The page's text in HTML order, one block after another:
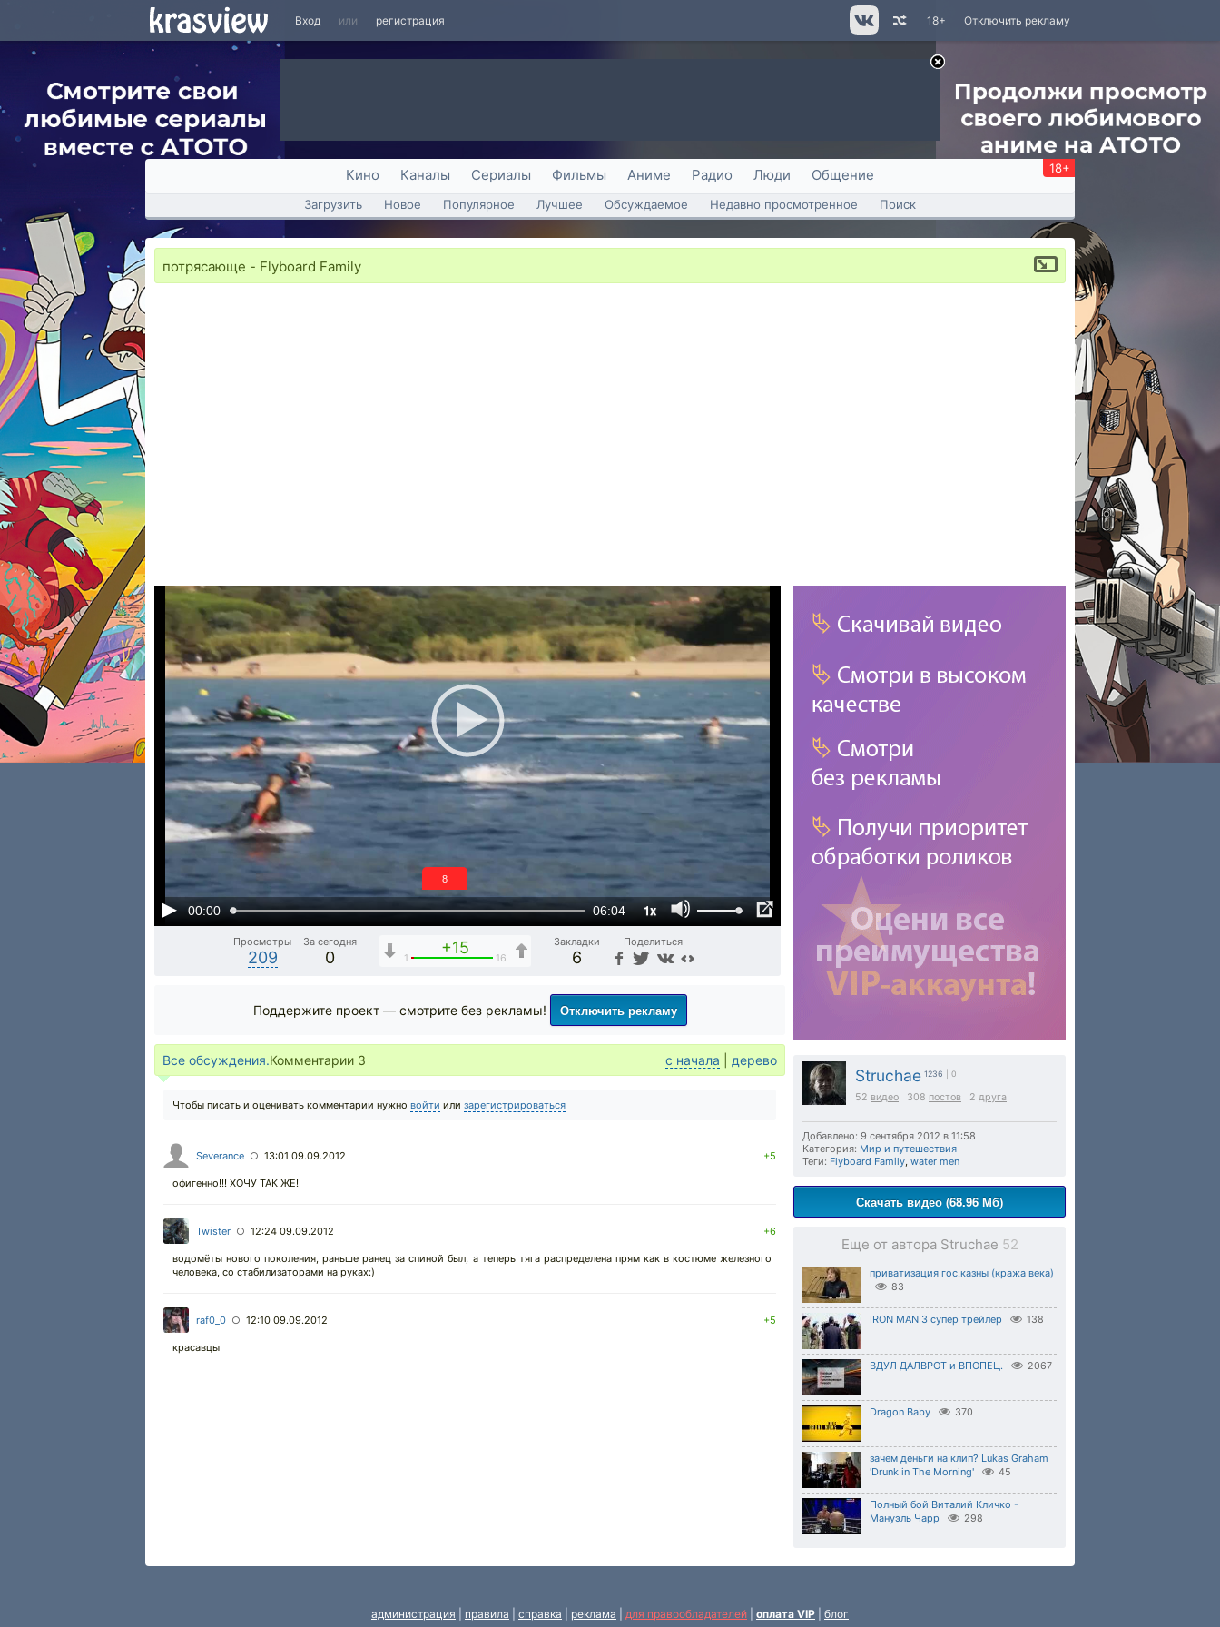
Вход или регистрация Отключить рекламу
18+
Кино Каналы Сериалы Фильмы Аниме Радио Люди Общение 18+
Загрузить Новое Популярное Лучшее Обсуждаемое Недавно просмотренное Поиск
потрясающе - Flyboard Family
00:00 06:04 1x
7
Просмотры
209
За сегодня
0
+15
1 16
Закладки
6
Поделиться
Struchae 1236 | 0
52 видео 308 постов 2 друга
Добавлено: 9 сентября 2012 в 11:58
Категория: Мир и путешествия
Теги: Flyboard Family, water men
Скачать видео (68.96 Мб)
Еще от автора Struchae 52
приватизация гос.казны (кража века)
83
IRON MAN 3 супер трейлер 138
ВДУЛ ДАЛВРОТ и ВПОПЕЦ. 2067
Dragon Baby 370
зачем деньги на клип? Lukas Graham
'Drunk in The Morning'
45
Полный бой Виталий Кличко -
Мануэль Чарр
298
Поддержите проект — смотрите без рекламы! Отключить рекламу
Все обсуждения.Комментарии 3 с начала дерево
Чтобы писать и оценивать комментарии нужно войти или зарегистрироваться
Severance ○ 13:01 09.09.2012 +5
офигенно!!! ХОЧУ ТАК ЖЕ!
Twister ○ 12:24 09.09.2012 +6
водомёты нового поколения, раньше ранец за спиной был, а теперь тяга распределена прям как в костюме железного
человека, со стабилизаторами на руках:)
raf0_0 ○ 12:10 09.09.2012 +5
красавцы
администрация правила справка реклама для правообладателей оплата VIP блог